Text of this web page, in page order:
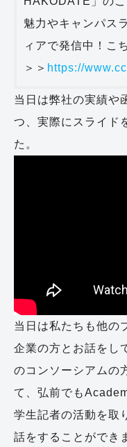
魅力やキャンパス
ィアで発信中！こ
＞＞ https://
当日は弊社の実績や
つ、実際にスライド
た。
当日は私たちも他の
企業の方とお話をし
のコンソーシアムの
て、弘前でも
学生記者の活動を取
話をすることができ